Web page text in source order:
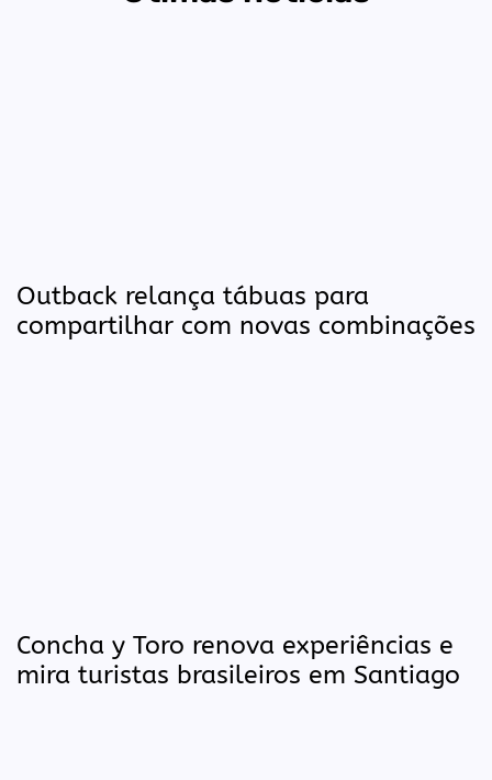
Outback relança tábuas para
compartilhar com novas combinações
Concha y Toro renova experiências e
mira turistas brasileiros em Santiago